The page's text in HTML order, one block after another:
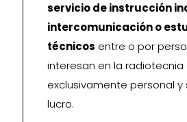
servicio de instrucción
intercomunicación o
técnicos entre o por
interesan en la
exclusivamente personal y
lucro.